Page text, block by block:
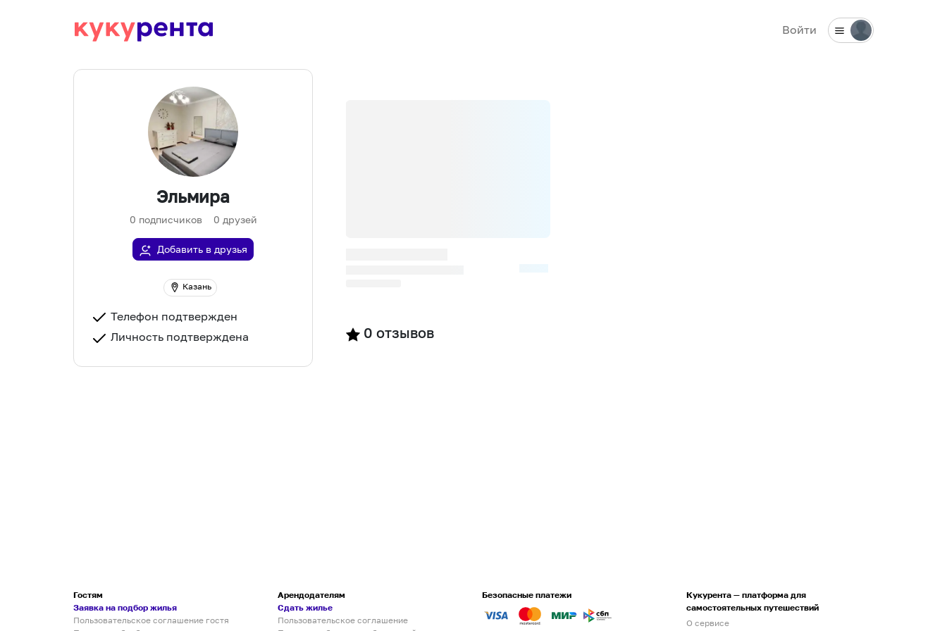
Войти
Эльмира
0 подписчиков 0 друзей
Добавить в друзья
Казань
Телефон подтвержден
Личность подтверждена
0 отзывов
Гостям
Заявка на подбор жилья
Пользовательское соглашение гостя
Арендодателям
Сдать жилье
Пользовательское соглашение
Безопасные платежи
Кукурента — платформа для
самостоятельных путешествий
О сервисе